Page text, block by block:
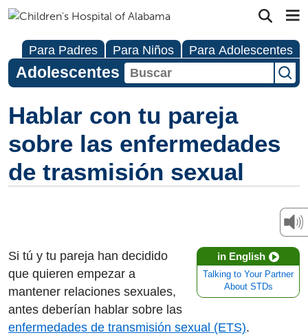
Para Padres Para Niños Para Adolescentes
Adolescentes
Hablar con tu pareja
sobre las enfermedades
de trasmisión sexual
in English
Talking to Your Partner
About STDs
Si tú y tu pareja han decidido
que quieren empezar a
mantener relaciones sexuales,
antes deberían hablar sobre las
enfermedades de transmisión sexual (ETS).